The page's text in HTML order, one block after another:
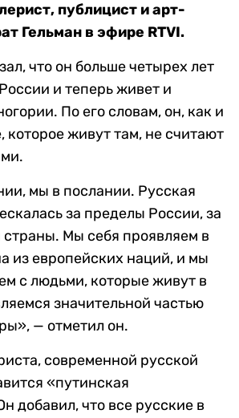
публицист и арт-
Гельман в эфире RTVI.
что он больше четырех лет
и теперь живет и
По его словам, он, как и
которое живут там, не считают
мы в послании. Русская
за пределы России, за
Мы себя проявляем в
из европейских наций, и мы
с людьми, которые живут в
значительной частью
— отметил он.
современной русской
«путинская
добавил, что все русские в